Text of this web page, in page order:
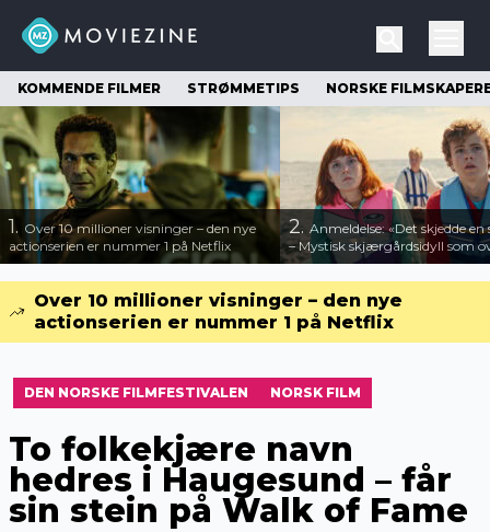
KOMMENDE FILMER STRØMMETIPS NORSKE
1. Over 10 millioner visninger – den nye
actionserien er nummer 1 på Netflix
2. Anmeldelse: «Det skjedde
– Mystisk skjærgårdsidyll som
Over 10 millioner visninger – den nye
actionserien er nummer 1 på Netflix
DEN NORSKE FILMFESTIVALEN NORSK FILM
To folkekjære navn
hedres i Haugesund – får
sin stein på Walk of Fame